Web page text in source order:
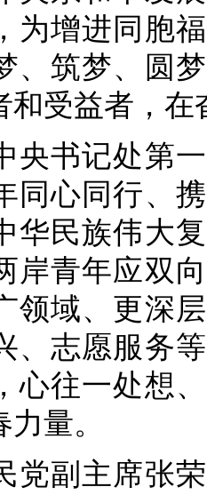
为增进同胞
、筑梦、圆
和受益者，
书记处第一
同心同行、
华民族伟大
岸青年应双
领域、更深
、志愿服务
心往一处想
量。
副主席张荣